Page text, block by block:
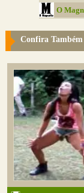
O
Confira